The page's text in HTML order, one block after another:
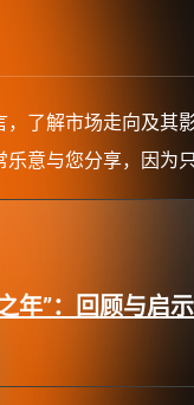
，了解市场走向及其
意与您分享，因为
年”：回顾与启示